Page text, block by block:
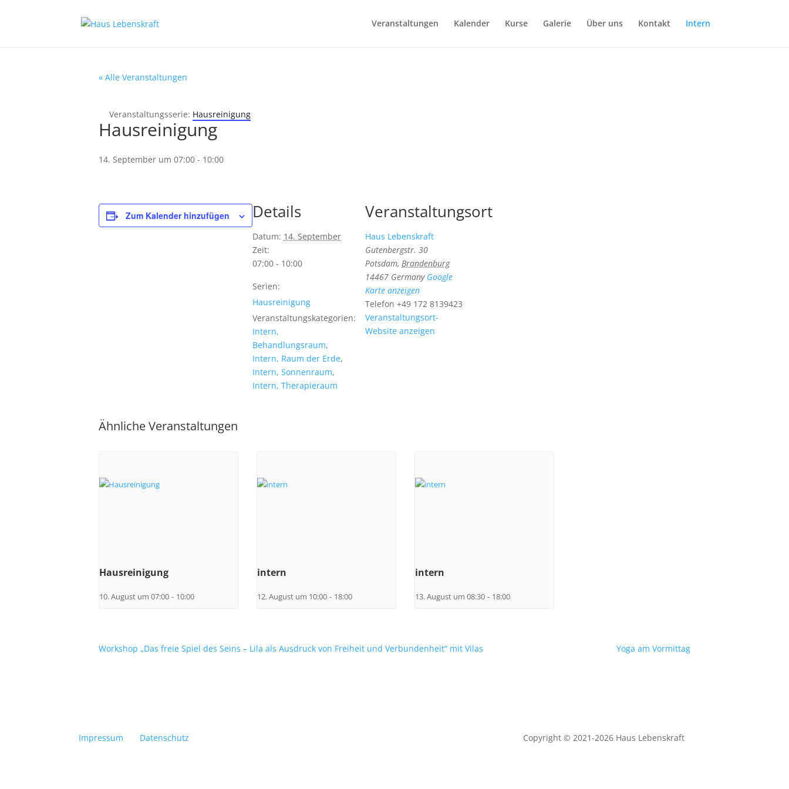
Veranstaltungen Kalender Kurse Galerie Über uns Kontakt Intern
« Alle Veranstaltungen
Veranstaltungsserie: Hausreinigung
Hausreinigung
14. September um 07:00 - 10:00
Zum Kalender hinzufügen Details
Datum: 14. September
Zeit:
07:00 - 10:00
Serien:
Hausreinigung
Veranstaltungskategorien:
Intern,
Behandlungsraum,
Intern, Raum der Erde,
Intern, Sonnenraum,
Intern, Therapieraum
Veranstaltungsort
Haus Lebenskraft
Gutenbergstr. 30
Potsdam, Brandenburg
14467 Germany Google
Karte anzeigen
Telefon +49 172 8139423
Veranstaltungsort-
Website anzeigen
Ähnliche Veranstaltungen
Hausreinigung
10. August um 07:00 - 10:00
intern
12. August um 10:00 - 18:00
intern
13. August um 08:30 - 18:00
Workshop „Das freie Spiel des Seins – Lila als Ausdruck von Freiheit und Verbundenheit“ mit Vilas Yoga am Vormittag
Impressum Datenschutz Copyright © 2021-2026 Haus Lebenskraft